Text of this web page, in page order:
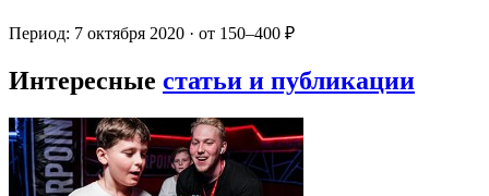
Период: 7 октября 2020 · от 150–400 ₽
Интересные статьи и публикации